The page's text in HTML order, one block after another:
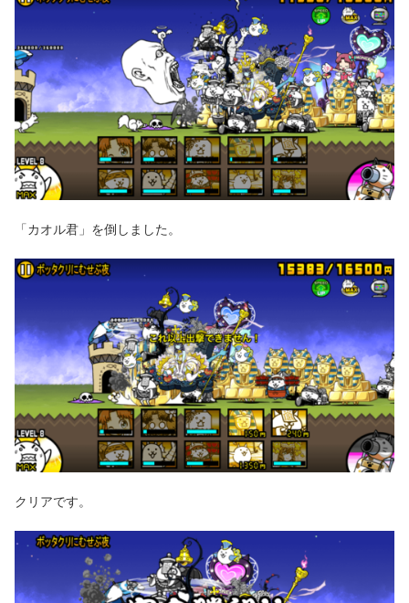
「カオル君」を倒しました。
クリアです。